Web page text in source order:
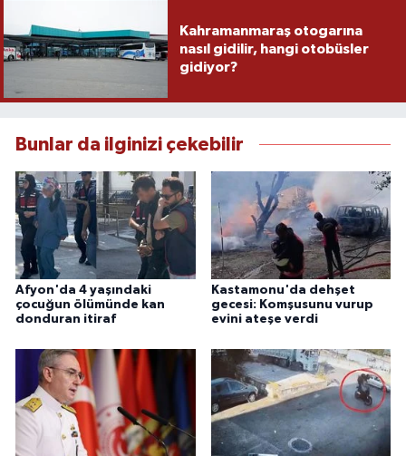
Kahramanmaraş otogarına
nasıl gidilir, hangi otobüsler
gidiyor?
Bunlar da ilginizi çekebilir
Afyon'da 4 yaşındaki
çocuğun ölümünde kan
donduran itiraf
Kastamonu'da dehşet
gecesi: Komşusunu vurup
evini ateşe verdi